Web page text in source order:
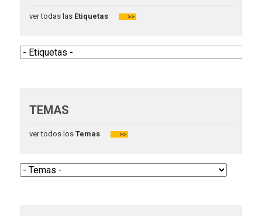
ver todas las Etiquetas >>
TEMAS
ver todos losTemas >>